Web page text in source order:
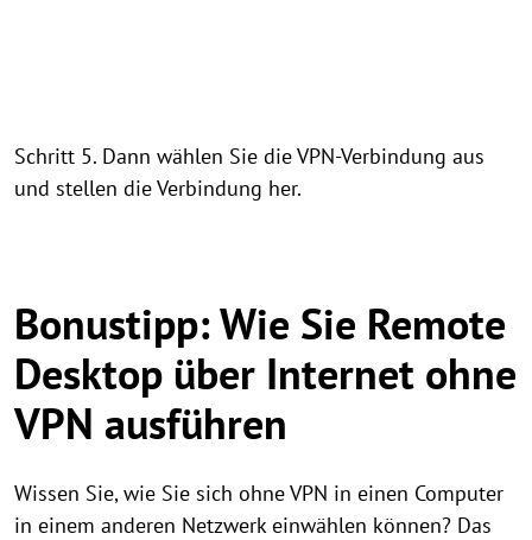
Schritt 5. Dann wählen Sie die VPN-Verbindung aus
und stellen die Verbindung her.
Bonustipp: Wie Sie Remote
Desktop über Internet ohne
VPN ausführen
Wissen Sie, wie Sie sich ohne VPN in einen Computer
in einem anderen Netzwerk einwählen können? Das